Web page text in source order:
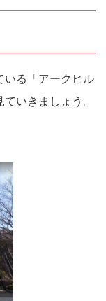
いる「アークヒル
いきましょう。